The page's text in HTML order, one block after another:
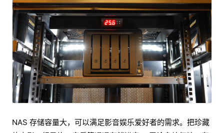
NAS 存储容量大，可以满足影音娱乐爱好者的需求。把珍藏